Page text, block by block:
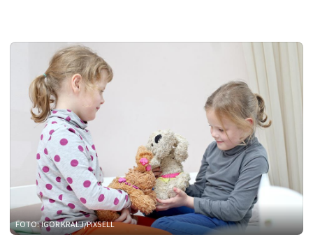
FOTO: IGOR KRALJ/PIXSELL